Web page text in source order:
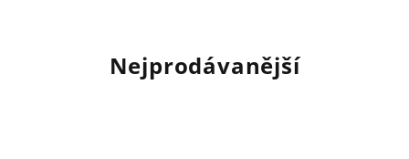
Nejprodávanější